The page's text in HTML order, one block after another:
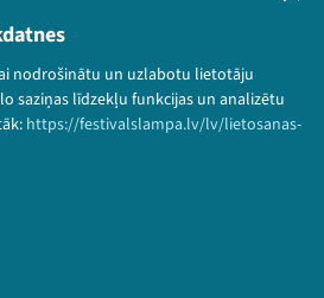
nodrošinātu un uzlabotu lietotāju
saziņas līdzekļu funkcijas un analizētu
https://festivalslampa.lv/lv/lietosanas-
un sīkdatņu politika
LAMPA Visas tiesības
informāciju!